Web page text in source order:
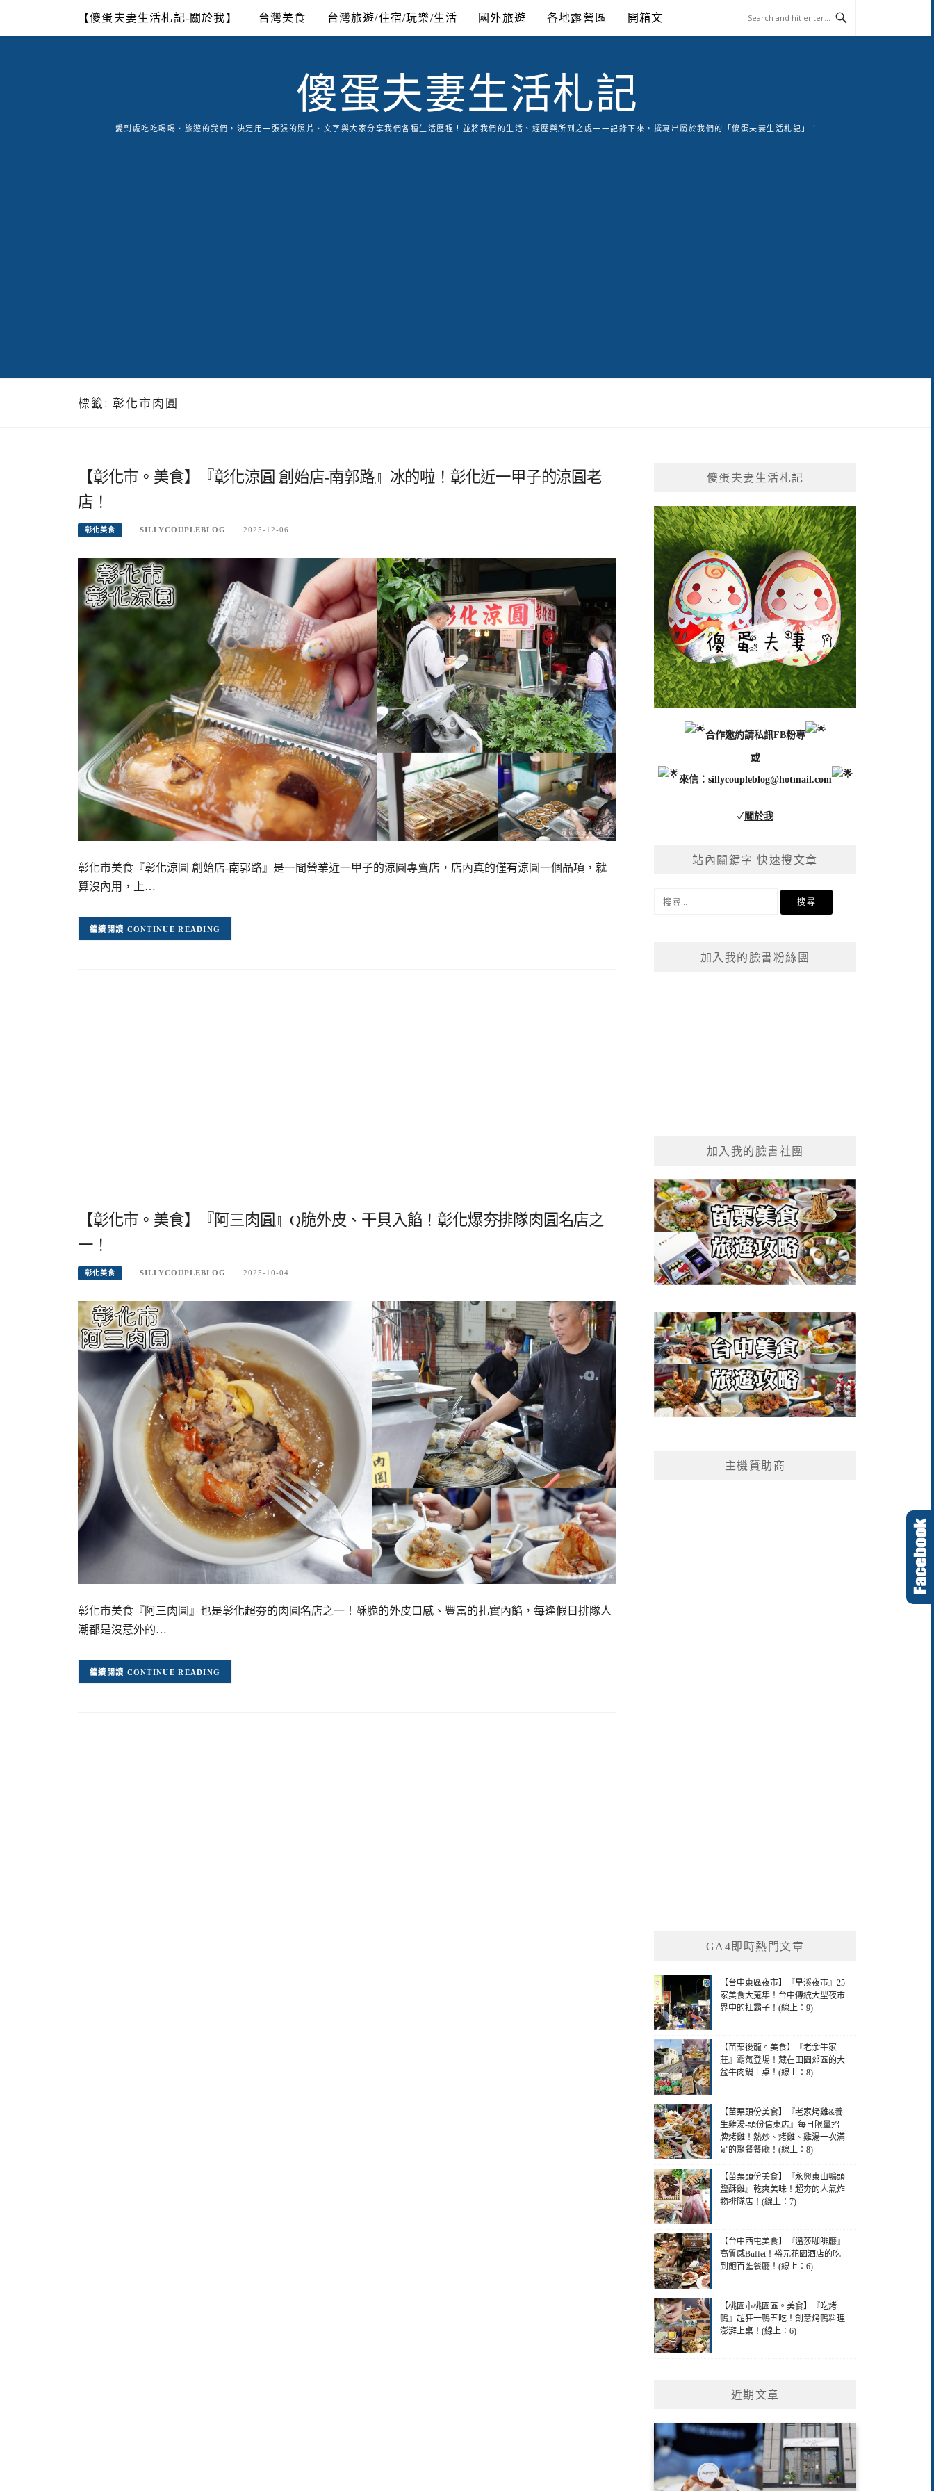
content
【傻蛋夫妻生活札記-關於我】 台灣美食 台灣旅遊/住宿/玩樂/生活 國外旅遊 各地露營區 開箱文
傻蛋夫妻生活札記
愛到處吃吃喝喝、旅遊的我們，決定用一張張的照片、文字與大家分享我們各種生活歷程！並將我們的生活、經歷與所到之處一一記錄下來，撰寫出屬於我們的「傻蛋夫妻生活札記」！
標籤: 彰化市肉圓
【彰化市。美食】『彰化涼圓 創始店-南郭路』冰的啦！彰化近一甲子的涼圓老
店！
彰化美食 SILLYCOUPLEBLOG 2025-12-06
彰化市美食『彰化涼圓 創始店-南郭路』是一間營業近一甲子的涼圓專賣店，店內真的僅有涼圓一個品項，就
算沒內用，上…
CONTINUE READING
【彰化市。美食】『阿三肉圓』Q脆外皮、干貝入餡！彰化爆夯排隊肉圓名店之
一！
彰化美食 SILLYCOUPLEBLOG 2025-10-04
彰化市美食『阿三肉圓』也是彰化超夯的肉圓名店之一！酥脆的外皮口感、豐富的扎實內餡，每逢假日排隊人
潮都是沒意外的…
CONTINUE READING
傻蛋夫妻生活札記
合作邀約請私訊FB粉專
或
來信： sillycoupleblog@hotmail.com
✓關於我
站內關鍵字 快速搜文章
加入我的臉書粉絲團
加入我的臉書社團
主機贊助商
GA4即時熱門文章
【台中東區夜市】『旱溪夜市』25
家美食大蒐集！台中傳統大型夜市
界中的扛霸子！(線上：9)
【苗栗後龍。美食】『老余牛家
莊』霸氣登場！藏在田園郊區的大
盆牛肉鍋上桌！(線上：8)
【苗栗頭份美食】『老家烤雞&養
生雞湯-頭份信東店』每日限量招
牌烤雞！熱炒、烤雞、雞湯一次滿
足的聚餐餐廳！(線上：8)
【苗栗頭份美食】『永興東山鴨頭
鹽酥雞』乾爽美味！超夯的人氣炸
物排隊店！(線上：7)
【台中西屯美食】『溫莎咖啡廳』
高質感Buffet！裕元花園酒店的吃
到飽百匯餐廳！(線上：6)
【桃園市桃園區。美食】『吃烤
鴨』超狂一鴨五吃！創意烤鴨料理
澎湃上桌！(線上：6)
近期文章